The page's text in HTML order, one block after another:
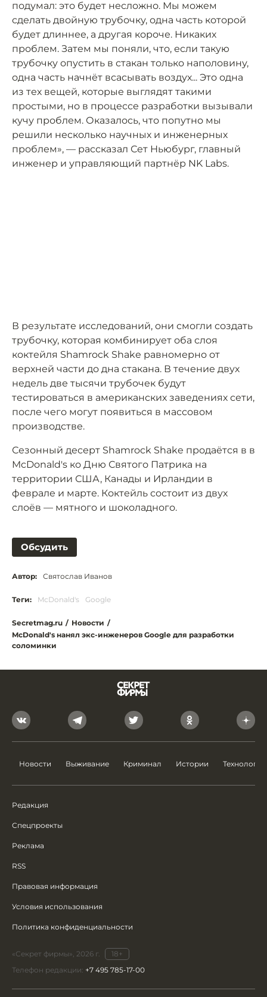
подумал: это будет несложно. Мы можем
сделать двойную трубочку, одна часть которой
будет длиннее, а другая короче. Никаких
проблем. Затем мы поняли, что, если такую
трубочку опустить в стакан только наполовину,
одна часть начнёт всасывать воздух... Это одна
из тех вещей, которые выглядят такими
простыми, но в процессе разработки вызывали
кучу проблем. Оказалось, что попутно мы
решили несколько научных и инженерных
проблем», — рассказал Сет Ньюбург, главный
инженер и управляющий партнёр NK Labs.
В результате исследований, они смогли создать
трубочку, которая комбинирует оба слоя
коктейля Shamrock Shake равномерно от
верхней части до дна стакана. В течение двух
недель две тысячи трубочек будут
тестироваться в американских заведениях сети,
после чего могут появиться в массовом
производстве.
Сезонный десерт Shamrock Shake продаётся в в
McDonald's ко Дню Святого Патрика на
территории США, Канады и Ирландии в
феврале и марте. Коктейль состоит из двух
слоёв — мятного и шоколадного.
Обсудить
Автор: Святослав Иванов
Теги: McDonald's Google
Secretmag.ru / Новости /
McDonald's нанял экс-инженеров Google для разработки
соломинки
Новости Выживание Криминал Истории Технологии
Редакция
Спецпроекты
Реклама
RSS
Правовая информация
Условия использования
Политика конфиденциальности
«Секрет фирмы», 2026 г.
18+
Телефон редакции: +7 495 785-17-00